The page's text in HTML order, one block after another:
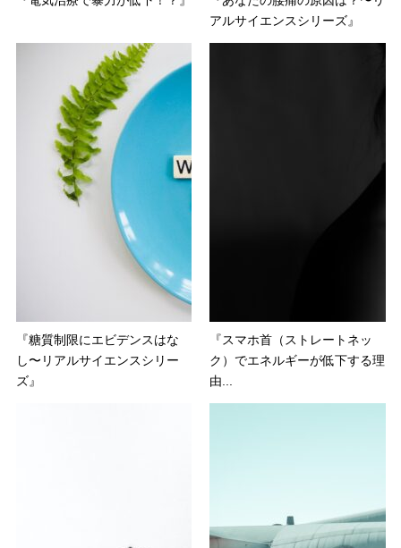
アルサイエンスシリーズ』
『糖質制限にエビデンスはな
し〜リアルサイエンスシリー
ズ』
『スマホ首（ストレートネッ
ク）でエネルギーが低下する理
由...